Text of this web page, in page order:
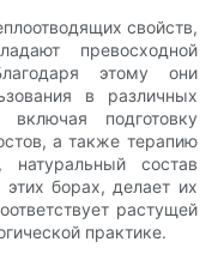
свойств,
превосходной
этому они
в различных
включая подготовку
а также терапию
состав
борах, делает их
растущей
практике.